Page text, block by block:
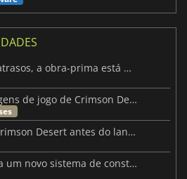
GTA VI: Para além dos atrasos, a obra-prima está quase a chegar
Pearl Abyss revela imagens de jogo de Crimson Desert para a PS5
A controvérsia atinge Crimson Desert antes do lançamento
Subnautica 2 apresenta um novo sistema de construção de bases